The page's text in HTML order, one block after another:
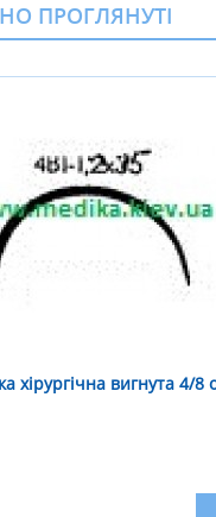
ПРОГЛЯНУТІ
хірургічна вигнута 4/8